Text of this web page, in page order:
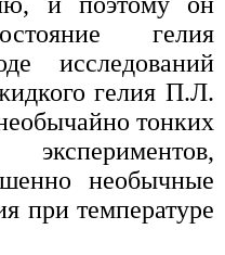
гелия
исследований
гелия П.Л.
тонких
необычные
при температуре